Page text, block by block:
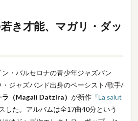
き才能、マガリ・ダッ
・バルセロナの青少年ジャズバン
・ジャズバンド出身のベーシスト/歌手/
ラ（Magalí Datzira） が新作 『La salut
した。アルバムは全17曲40分という